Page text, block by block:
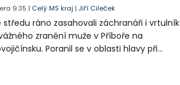
9:35 | Celý MS kraj |Jiří Cileček
středu ráno zasahovali záchranáři i vrtulník
zranění muže v Příboře na
Poranil se v oblasti hlavy při